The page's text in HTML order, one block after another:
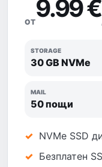
ОТ9.99 €
STORAGE
30 GB NVMe
MAIL
50 пощи
NVMe SSD
Безплатен